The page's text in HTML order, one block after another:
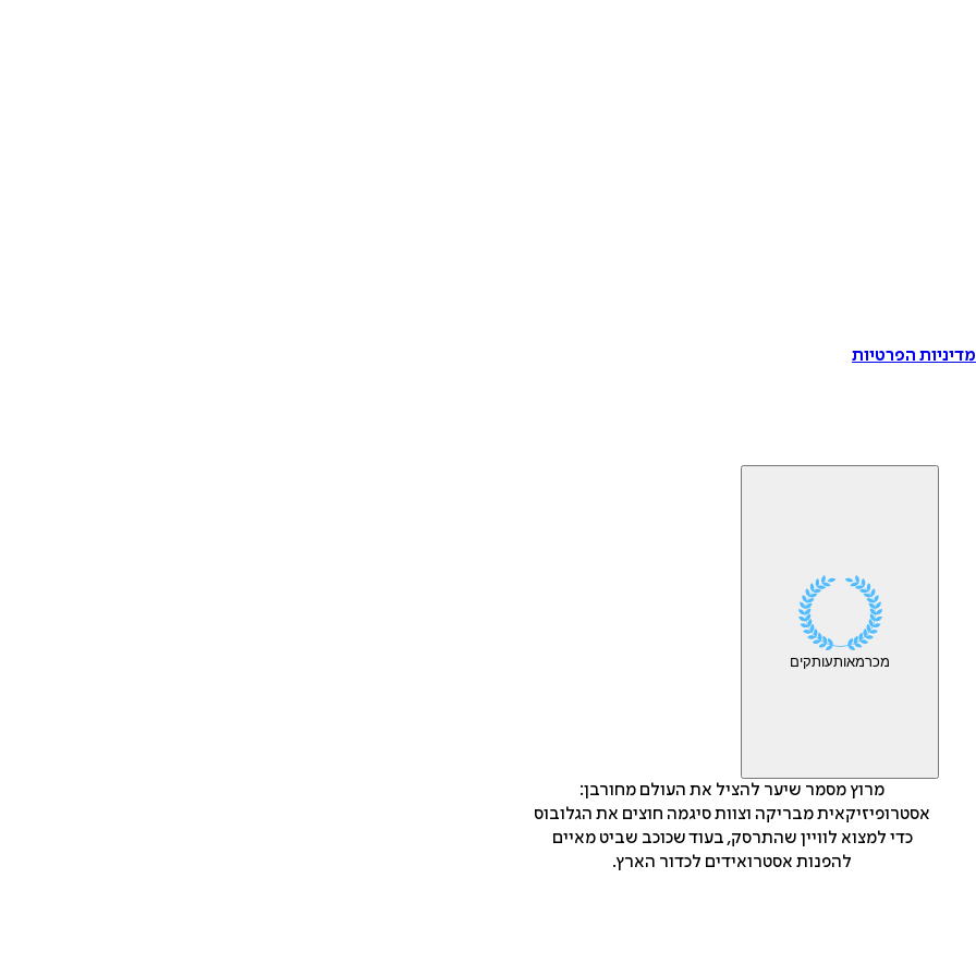
הפרטיות
מכרמאותעותקים
מרוץ מסמר שיער להציל את העולם מחורבן:
אסטרופיזיקאית מבריקה וצוות סיגמה חוצים את הגלובוס
כדי למצוא לוויין שהתרסק, בעוד שכוכב שביט מאיים
להפנות אסטרואידים לכדור הארץ.